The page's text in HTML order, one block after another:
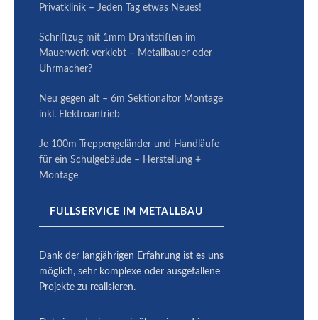
Privatklinik – Jeden Tag etwas Neues!
Schriftzug mit 1mm Drahtstiften im
Mauerwerk verklebt – Metallbauer oder
Uhrmacher?
Neu gegen alt – 6m Sektionaltor Montage
inkl. Elektroantrieb
Je 100m Treppengeländer und Handläufe
für ein Schulgebäude – Herstellung +
Montage
FULLSERVICE IM METALLBAU
Dank der langjährigen Erfahrung ist es uns
möglich, sehr komplexe oder ausge­fallene
Projekte zu reali­sieren.